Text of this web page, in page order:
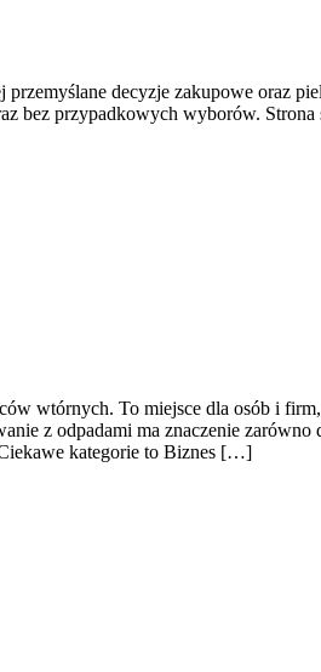
decyzje zakupowe oraz
bez przypadkowych wyborów.
wtórnych. To miejsce dla osób i
z odpadami ma znaczenie
kategorie to Biznes […]